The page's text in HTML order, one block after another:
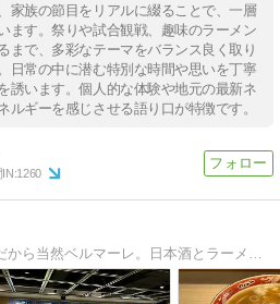
家族の節目をリアルに綴ることで、一層
ます。祭りや試合観戦、趣味のラーメン
まで、多彩なテーマをバランス良く取り
日常の中に潜む特別な時間や思いを丁寧
誘います。個人的な体験や地元の最新ネ
ルギーを感じさせる語り口が特徴です。
IN:1260
湘南生まれ、湘南育ち。だから当然ベルマーレ。日本酒とラーメンとサッカーがあれば、後は何もいりません。蹴球中毒者の日々徒然と。最後まで、最後まで!!!